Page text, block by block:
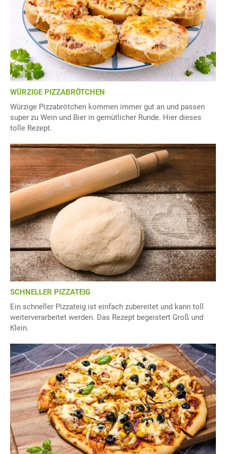
WÜRZIGE PIZZABRÖTCHEN
Würzige Pizzabrötchen kommen immer gut an und passen
super zu Wein und Bier in gemütlicher Runde. Hier dieses
tolle Rezept.
SCHNELLER PIZZATEIG
Ein schneller Pizzateig ist einfach zubereitet und kann toll
weiterverarbeitet werden. Das Rezept begeistert Groß und
Klein.